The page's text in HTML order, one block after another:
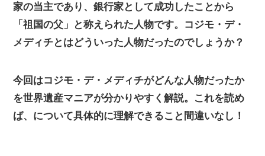
家の当主であり、銀行家として成功したことから
「祖国の父」と称えられた人物です。コジモ・デ・
メディチとはどういった人物だったのでしょうか？
今回はコジモ・デ・メディチがどんな人物だったか
を世界遺産マニアが分かりやすく解説。これを読め
ば、について具体的に理解できること間違いなし！